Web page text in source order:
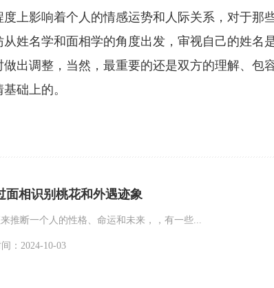
上影响着个人的情感运势和人际关系，对于那
姓名学和面相学的角度出发，审视自己的姓名
出调整，当然，最重要的还是双方的理解、包
础上的。
面相识别桃花和外遇迹象
推断一个人的性格、命运和未来，，有一些...
：2024-10-03